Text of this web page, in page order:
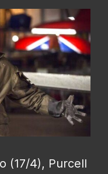
(17/4), Purcell